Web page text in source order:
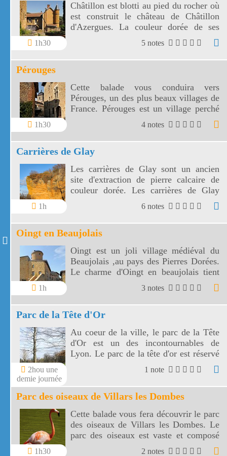
1h30
Châtillon est blotti au pied du rocher où
est construit le château de Châtillon
d'Azergues. La couleur dorée de ses
pierres fait de Châtillon d'Azergues un
5 notes
Pérouges
1h30
Cette balade vous conduira vers
Pérouges, un des plus beaux villages de
France. Pérouges est un village perché
composé d'un bel ensemble de maisons
de pierres et de rues pavées.
4 notes
Carrières de Glay
1h
Les carrières de Glay sont un ancien
site d'extraction de pierre calcaire de
couleur dorée. Les carrières de Glay
sont accessibles toute l'année.
6 notes
Oingt en Beaujolais
1h
Oingt est un joli village médiéval du
Beaujolais ,au pays des Pierres Dorées.
Le charme d'Oingt en beaujolais tient
aussi à la couleur ocre et dorée de ses
3 notes
Parc de la Tête d'Or
2hou une
demie journée
Au coeur de la ville, le parc de la Tête
d'Or est un des incontournables de
Lyon. Le parc de la tête d'or est réservé
aux familles, aux sportifs, aux piétons,
aux cyclistes, aux naturalistes, aux
jeunes bref à tous.
1 note
Parc des oiseaux de Villars les Dombes
1h30
Cette balade vous fera découvrir le parc
des oiseaux de Villars les Dombes. Le
parc des oiseaux est vaste et composé
de grands étangs et de plusieurs volières
2 notes